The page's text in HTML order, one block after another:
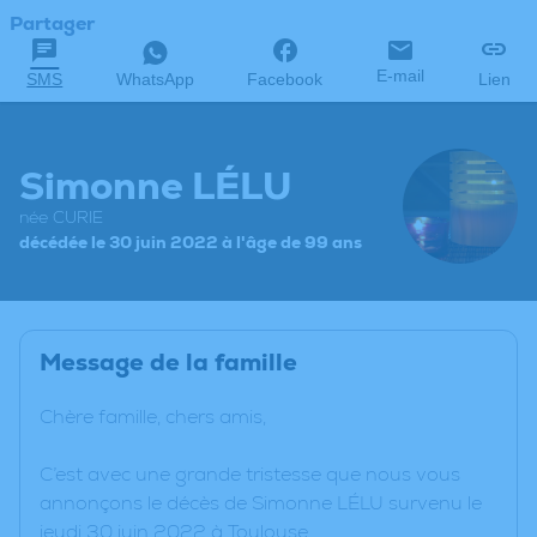
Partager
SMS WhatsApp Facebook E-mail Lien
Simonne LÉLU
née CURIE
décédée le 30 juin 2022 à l'âge de 99 ans
Message de la famille
Chère famille, chers amis,
C’est avec une grande tristesse que nous vous
annonçons le décès de Simonne LÉLU survenu le
jeudi 30 juin 2022 à Toulouse.